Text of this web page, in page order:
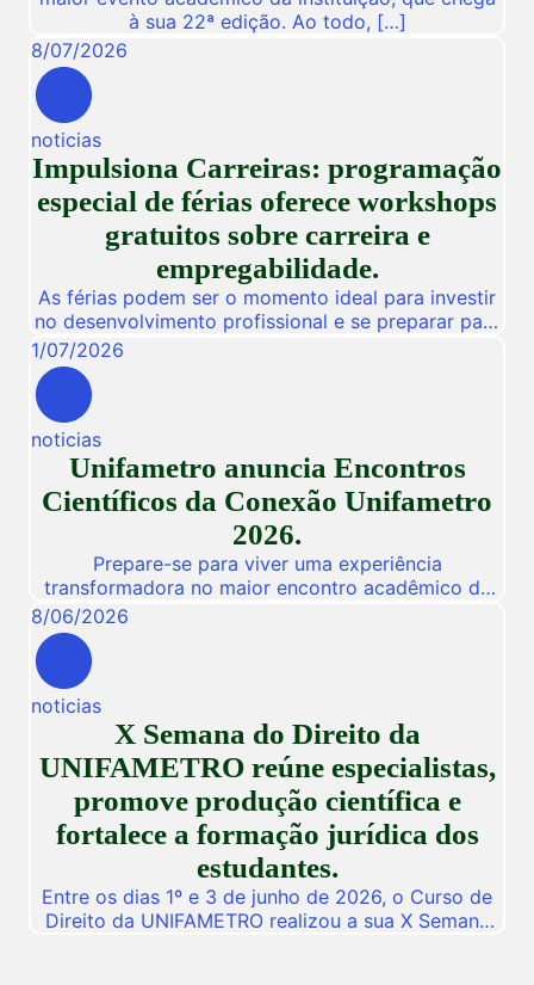
à sua 22ª edição. Ao todo, […]
8/07/2026
noticias
Impulsiona Carreiras: programação
especial de férias oferece workshops
gratuitos sobre carreira e
empregabilidade.
As férias podem ser o momento ideal para investir
no desenvolvimento profissional e se preparar para
novas oportunidades no mercado de trabalho.
Pensando nisso, a Unifametro Carreiras promoverá,
de 27 a 31 de julho, o Impulsiona Carreiras, uma
programação especial de férias composta por
workshops online e gratuitos voltados para alunos,
egressos e público interessado. […]
1/07/2026
noticias
Unifametro anuncia Encontros
Científicos da Conexão Unifametro
2026.
Prepare-se para viver uma experiência
transformadora no maior encontro acadêmico da
nossa instituição! De 03 a 05 de Novembro de
2026, a Unifametro abre suas portas para a
Conexão Unifametro 2026, um evento presencial
dedicado a fomentar a inovação, a troca de
vivências profissionais e a disseminação de
descobertas científicas. Com o propósito central
de […]
8/06/2026
noticias
X Semana do Direito da
UNIFAMETRO reúne especialistas,
promove produção científica e
fortalece a formação jurídica dos
estudantes.
Entre os dias 1º e 3 de junho de 2026, o Curso de
Direito da UNIFAMETRO realizou a sua X Semana